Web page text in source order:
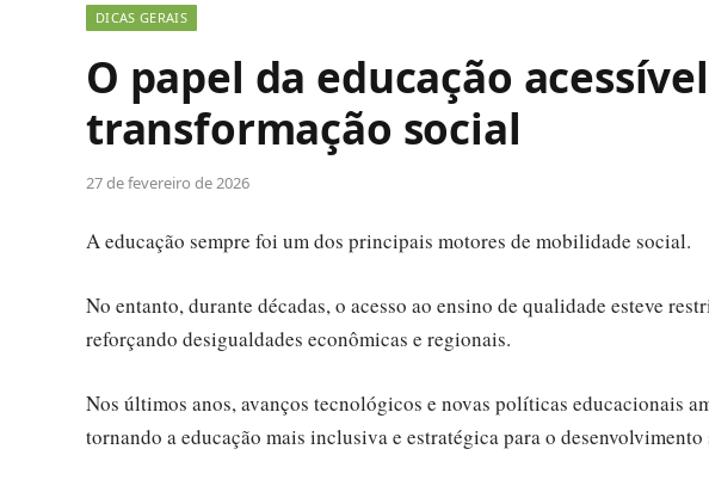
DICAS GERAIS
O papel da educação
transformação social
27 de fevereiro de 2026
A educação sempre foi um dos principais motores de mobilidade social.
No entanto, durante décadas, o acesso ao ensino de qualidade esteve
reforçando desigualdades econômicas e regionais.
Nos últimos anos, avanços tecnológicos e novas políticas educacionais
tornando a educação mais inclusiva e estratégica para o desenvolvimento